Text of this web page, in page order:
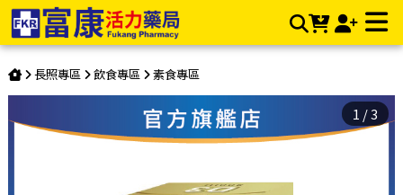
聖翊 維生素D3(全素) 120錠 | 富康活力藥局購物商城 | 富康活力
藥局購物商城
長照專區 飲食專區 素食專區
1 /3